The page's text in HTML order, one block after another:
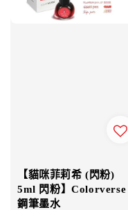
【貓咪菲莉希 (閃粉)
5ml 閃粉】Colorverse
鋼筆墨水